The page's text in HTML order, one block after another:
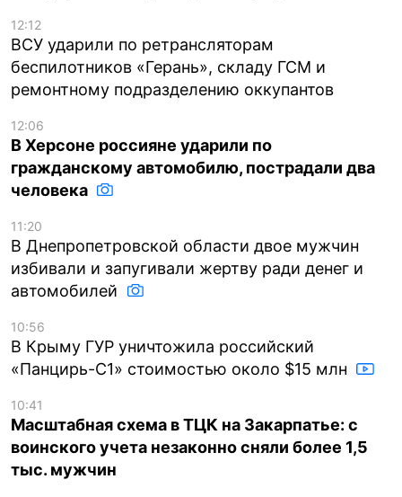
12:12
ВСУ ударили по ретрансляторам
беспилотников «Герань», складу ГСМ и
ремонтному подразделению оккупантов
12:06
В Херсоне россияне ударили по
гражданскому автомобилю, пострадали два
человека
11:20
В Днепропетровской области двое мужчин
избивали и запугивали жертву ради денег и
автомобилей
10:56
В Крыму ГУР уничтожила российский
«Панцирь-С1» стоимостью около $15 млн
10:41
Масштабная схема в ТЦК на Закарпатье: с
воинского учета незаконно сняли более 1,5
тыс. мужчин